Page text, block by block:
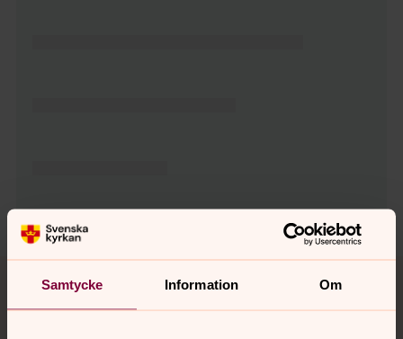
Samtycke Information Om
Tillbaka till toppen
Tillbaka till innehållet